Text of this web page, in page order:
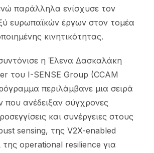
παράλληλα ενίσχυσε τον
ευρωπαϊκών έργων στον τομέα
κινητικότητας.
η Έλενα Δασκαλάκη
του I-SENSE Group (CCAM
περιλάμβανε μια σειρά
που ανέδειξαν σύγχρονες
και συνέργειες στους
sensing, της V2X-enabled
operational resilience για